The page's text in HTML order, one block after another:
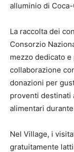
alluminio di
La raccolta dei
Consorzio
mezzo dedicato
collaborazione
donazioni per
proventi destinati
alimentari
Nel Village, i
gratuitamente